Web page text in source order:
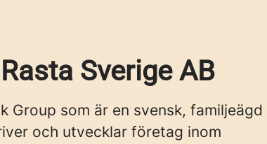
Sverige AB
Group som är en svensk, familjeägd
och utvecklar företag inom